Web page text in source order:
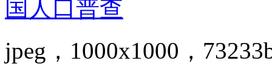
jpeg，1000x1000，